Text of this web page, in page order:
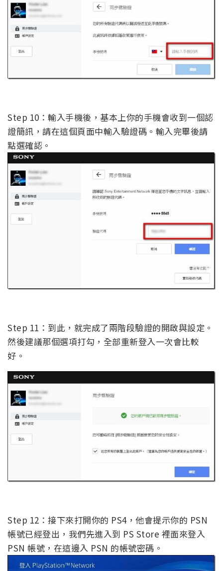
Step 10：輸入手機後，基本上你的手機會收到一個認
證簡訊，請在這個頁面中輸入驗證碼。輸入完畢後請
點選確認。
Step 11：到此，就完成了兩階段驗證的開啟與設定。
然後建議那個選項打勾，全部重新登入一次會比較
好。
Step 12：接下來打開你的 PS4，他會提示你的 PSN
帳號已經登出，我們先進入到 PS Store 裡面來登入
PSN 帳號，在這邊入 PSN 的帳號密碼。